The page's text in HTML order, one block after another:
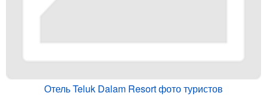
Отель Teluk Dalam Resort фото туристов